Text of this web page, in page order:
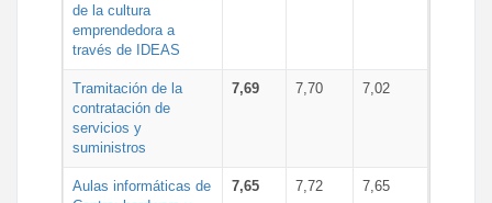
de la cultura
emprendedora a
través de IDEAS
Tramitación de la
contratación de
servicios y
suministros
7,69 7,70 7,02
Aulas informáticas de
7,65 7,72 7,65